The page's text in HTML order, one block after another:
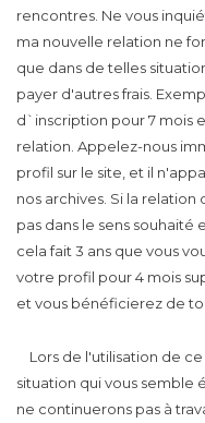
rencontres. Ne vous
ma nouvelle relation ne
que dans de telles
payer d'autres frais.
d`inscription pour 7 mois
relation. Appelez-nous
profil sur le site, et il
nos archives. Si la
pas dans le sens souhaité
cela fait 3 ans que vous
votre profil pour 4 mois
et vous bénéficierez de
Lors de l'utilisation de
situation qui vous semble
ne continuerons pas à